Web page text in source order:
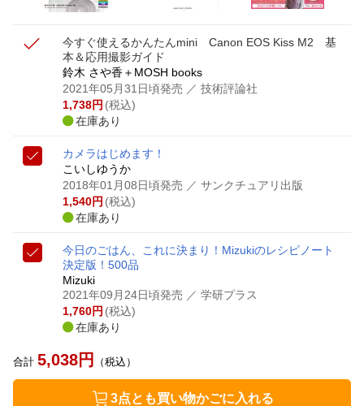
今すぐ使えるかんたんmini Canon EOS Kiss M2 基
本＆応用撮影ガイド
鈴木 さや香＋MOSH books
2021年05月31日頃発売 ／ 技術評論社
1,738円 (税込)
在庫あり
カメラはじめます！
こいしゆうか
2018年01月08日頃発売 ／ サンクチュアリ出版
1,540円 (税込)
在庫あり
今日のごはん、これに決まり！Mizukiのレシピノート
決定版！500品
Mizuki
2021年09月24日頃発売 ／ 学研プラス
1,760円 (税込)
在庫あり
合計 5,038円 （税込）
3点とも買い物かごに入れる